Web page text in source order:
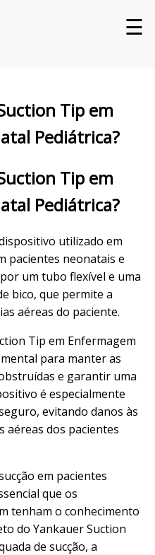
☰
Tip em
Pediátrica?
Tip em
Pediátrica?
utilizado em
pacientes neonatais e
um tubo flexível e uma
bico, que permite a
aéreas do paciente.
Tip em Enfermagem
para manter as
e garantir uma
é especialmente
evitando danos às
aéreas dos pacientes
em pacientes
que os
tenham o conhecimento
do Yankauer Suction
de sucção, a